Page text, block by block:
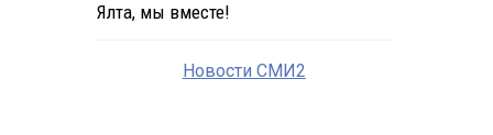
Ялта, мы вместе!
Новости СМИ2